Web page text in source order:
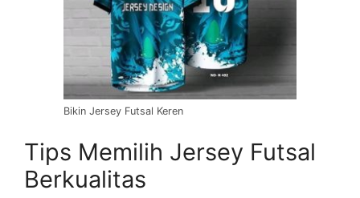
Bikin Jersey Futsal Keren
Tips Memilih Jersey Futsal
Berkualitas